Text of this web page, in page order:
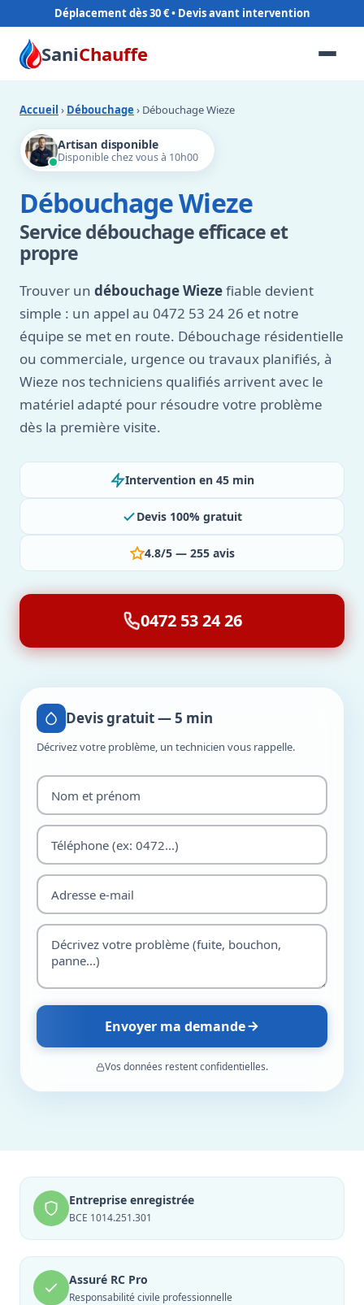
Déplacement dès 30 €
SaniChauffe
Accueil › Débouchage › Débouchage Wieze
Artisan disponible
Disponible chez vous à 10h00
Débouchage Wieze
Service débouchage efficace et
propre
Trouver un débouchage Wiezefiable devient
simple : un appel au 0472 53 24 26 et notre
équipe se met en route. Débouchage résidentielle
ou commerciale, urgence ou travaux planifiés, à
Wieze nos techniciens qualifiés arrivent avec le
matériel adapté pour résoudre votre problème
dès la première visite.
Intervention en 45 min
Devis 100% gratuit
4.8/5 — 255 avis
0472 53 24 26
Devis gratuit — 5 min
Décrivez votre problème, un technicien vous rappelle.
Envoyer ma demande
Vos données restent confidentielles.
Entreprise enregistrée
BCE 1014.251.301
Assuré RC Pro
Responsabilité civile professionnelle